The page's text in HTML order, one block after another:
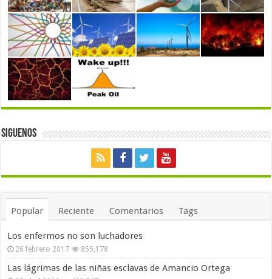
Siguenos
Popular Reciente Comentarios Tags
Los enfermos no son luchadores
26 febrero 2017 855,178
Las lágrimas de las niñas esclavas de Amancio Ortega